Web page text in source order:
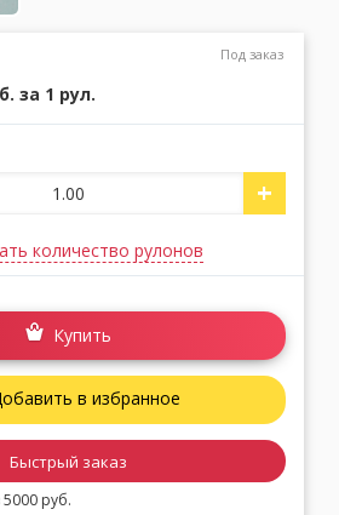
Под заказ
за 1 рул.
+
количество рулонов
Купить
в избранное
Быстрый заказ
руб.